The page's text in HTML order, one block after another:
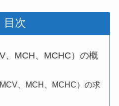
目次
、MCH、MCHC）の概
、MCH、MCHC）の求